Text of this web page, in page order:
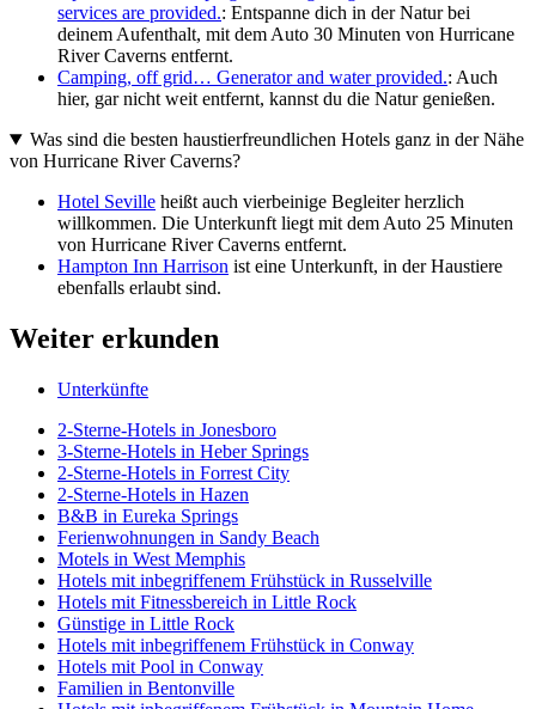
services are provided.: Entspanne dich in der Natur bei
deinem Aufenthalt, mit dem Auto 30 Minuten von Hurricane
River Caverns entfernt.
Camping, off grid… Generator and water provided.: Auch
hier, gar nicht weit entfernt, kannst du die Natur genießen.
Was sind die besten haustierfreundlichen Hotels ganz in der Nähe
von Hurricane River Caverns?
Hotel Seville heißt auch vierbeinige Begleiter herzlich
willkommen. Die Unterkunft liegt mit dem Auto 25 Minuten
von Hurricane River Caverns entfernt.
Hampton Inn Harrison ist eine Unterkunft, in der Haustiere
ebenfalls erlaubt sind.
Weiter erkunden
Unterkünfte
2-Sterne-Hotels in Jonesboro
3-Sterne-Hotels in Heber Springs
2-Sterne-Hotels in Forrest City
2-Sterne-Hotels in Hazen
B&B in Eureka Springs
Ferienwohnungen in Sandy Beach
Motels in West Memphis
Hotels mit inbegriffenem Frühstück in Russelville
Hotels mit Fitnessbereich in Little Rock
Günstige in Little Rock
Hotels mit inbegriffenem Frühstück in Conway
Hotels mit Pool in Conway
Familien in Bentonville